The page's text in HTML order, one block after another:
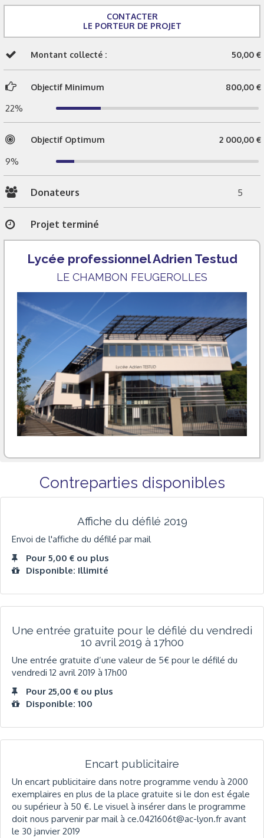
CONTACTER
LE PORTEUR DE PROJET
Montant collecté : 50,00 €
Objectif Minimum 800,00 €
22%
Objectif Optimum 2 000,00 €
9%
Donateurs 5
Projet terminé
Lycée professionnel Adrien Testud
LE CHAMBON FEUGEROLLES
Contreparties disponibles
Affiche du défilé 2019
Envoi de l'affiche du défilé par mail
Pour 5,00 € ou plus
Disponible: Illimité
Une entrée gratuite pour le défilé du vendredi
10 avril 2019 à 17h00
Une entrée gratuite d’une valeur de 5€ pour le défilé du
vendredi 12 avril 2019 à 17h00
Pour 25,00 € ou plus
Disponible: 100
Encart publicitaire
Un encart publicitaire dans notre programme vendu à 2000
exemplaires en plus de la place gratuite si le don est égale
ou supérieur à 50 €. Le visuel à insérer dans le programme
doit nous parvenir par mail à ce.0421606t@ac-lyon.fr avant
le 30 janvier 2019